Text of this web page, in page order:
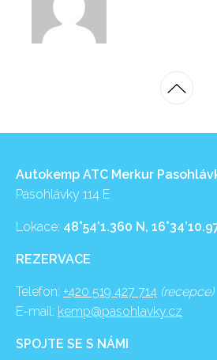
Autokemp ATC Merkur
Pasohlávky 114 E
Lokace: 48°54’1.360 N,
REZERVACE
Telefon: +420 519 427 714 (recepce)
E-mail: kemp@pasohlavky.cz
SPOJTE SE S NÁMI